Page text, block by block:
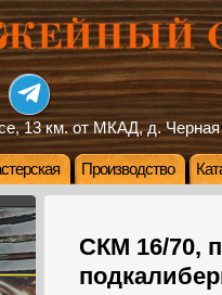
13 км. от МКАД, д. Черная
Производство
СКМ 16/70,